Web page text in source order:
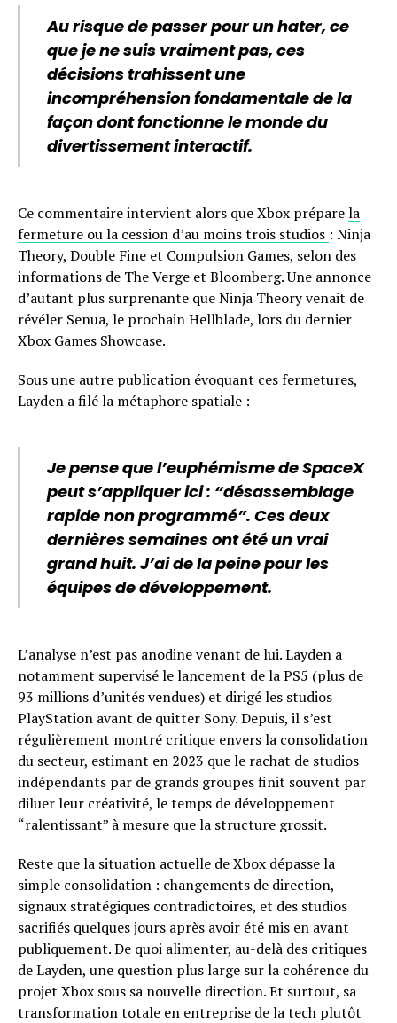
Au risque de passer pour un hater, ce
que je ne suis vraiment pas, ces
décisions trahissent une
incompréhension fondamentale de la
façon dont fonctionne le monde du
divertissement interactif.
Ce commentaire intervient alors que Xbox préparela
fermeture ou la cession d’au moins trois studios : Ninja
Theory, Double Fine et Compulsion Games, selon des
informations de The Verge et Bloomberg. Une annonce
d’autant plus surprenante que Ninja Theory venait de
révéler Senua, le prochain Hellblade, lors du dernier
Xbox Games Showcase.
Sous une autre publication évoquant ces fermetures,
Layden a filé la métaphore spatiale :
Je pense que l’euphémisme de SpaceX
peut s’appliquer ici : “désassemblage
rapide non programmé”. Ces deux
dernières semaines ont été un vrai
grand huit. J’ai de la peine pour les
équipes de développement.
L’analyse n’est pas anodine venant de lui. Layden a
notamment supervisé le lancement de la PS5 (plus de
93 millions d’unités vendues) et dirigé les studios
PlayStation avant de quitter Sony. Depuis, il s’est
régulièrement montré critique envers la consolidation
du secteur, estimant en 2023 que le rachat de studios
indépendants par de grands groupes finit souvent par
diluer leur créativité, le temps de développement
“ralentissant” à mesure que la structure grossit.
Reste que la situation actuelle de Xbox dépasse la
simple consolidation : changements de direction,
signaux stratégiques contradictoires, et des studios
sacrifiés quelques jours après avoir été mis en avant
publiquement. De quoi alimenter, au-delà des critiques
de Layden, une question plus large sur la cohérence du
projet Xbox sous sa nouvelle direction. Et surtout, sa
transformation totale en entreprise de la tech plutôt